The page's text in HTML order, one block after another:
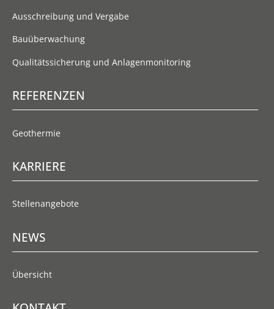
Ausschreibung und Vergabe
Bauüberwachung
Qualitätssicherung und Anlagenmonitoring
REFERENZEN
Geothermie
KARRIERE
Stellenangebote
NEWS
Übersicht